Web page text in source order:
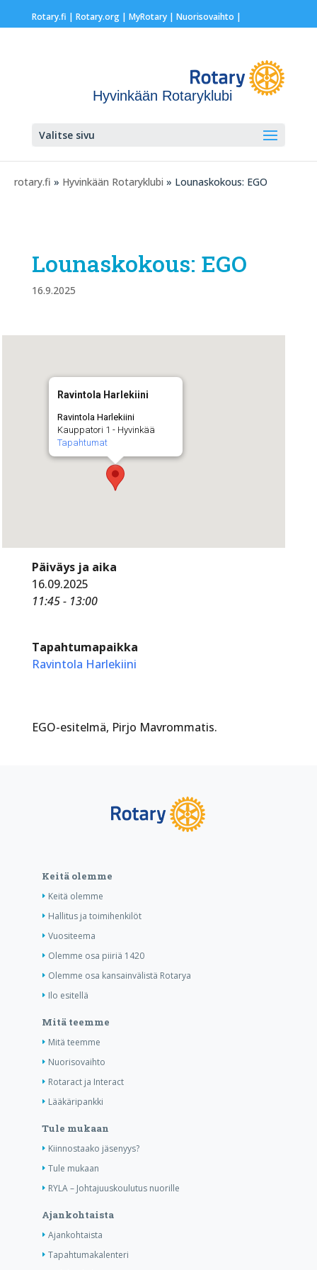
Rotary.fi | Rotary.org| MyRotary | Nuorisovaihto |
Hyvinkään Rotaryklubi
Valitse sivu
rotary.fi » Hyvinkään Rotaryklubi » Lounaskokous: EGO
Lounaskokous: EGO
16.9.2025
Ravintola Harlekiini
Ravintola Harlekiini
Kauppatori 1 - Hyvinkää
Tapahtumat
Päiväys ja aika
16.09.2025
11:45 - 13:00
Tapahtumapaikka
Ravintola Harlekiini
EGO-esitelmä, Pirjo Mavrommatis.
Keitä olemme
Keitä olemme
Hallitus ja toimihenkilöt
Vuositeema
Olemme osa piiriä 1420
Olemme osa kansainvälistä Rotarya
Ilo esitellä
Mitä teemme
Mitä teemme
Nuorisovaihto
Rotaract ja Interact
Lääkäripankki
Tule mukaan
Kiinnostaako jäsenyys?
Tule mukaan
RYLA – Johtajuuskoulutus nuorille
Ajankohtaista
Ajankohtaista
Tapahtumakalenteri